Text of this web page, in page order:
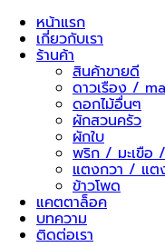
Skip
content
หน้าแรก
เกี่ยวกับเรา
ร้านค้า
สินค้าขายดี
ดาวเรือง /
ดอกไม้อื่นๆ
ผักสวนครัว
ผักใบ
พริก / มะเขือ /
แตงกวา / แต
ข้าวโพด
แคตตาล็อค
บทความ
ติดต่อเรา